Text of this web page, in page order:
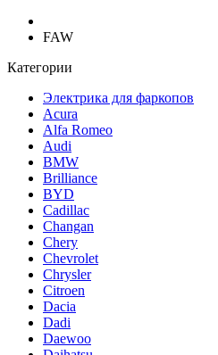
FAW
Категории
Электрика для фаркопов
Acura
Alfa Romeo
Audi
BMW
Brilliance
BYD
Cadillac
Changan
Chery
Chevrolet
Chrysler
Citroen
Dacia
Dadi
Daewoo